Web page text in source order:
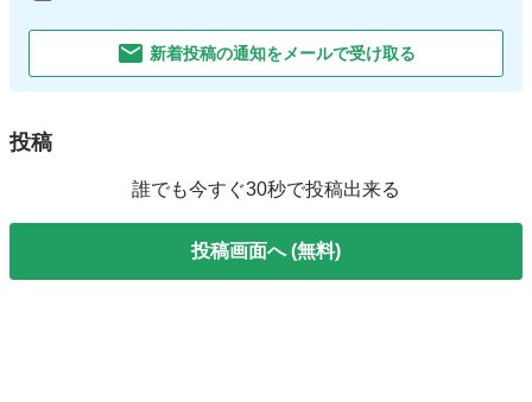
新着投稿の通知をメールで受け取る
投稿
誰でも今すぐ30秒で投稿出来る
投稿画面へ (無料)